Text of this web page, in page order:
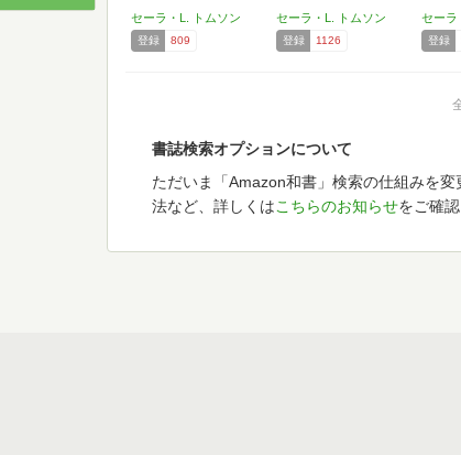
セーラ・L. トムソン
登録 809
セーラ・L. トムソン
登録 1126
セーラ
登録
書誌検索オプションについて
ただいま「Amazon和書」検索の仕組みを
法など、詳しくはこちらのお知らせをご確認